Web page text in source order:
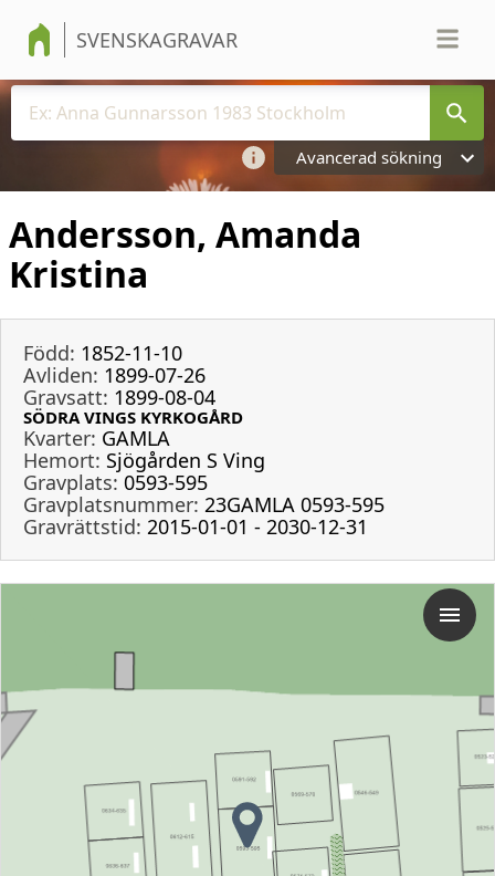
SVENSKAGRAVAR
Avancerad sökning
Andersson, Amanda
Kristina
Född: 1852-11-10
Avliden: 1899-07-26
Gravsatt: 1899-08-04
SÖDRA VINGS KYRKOGÅRD
Kvarter: GAMLA
Hemort: Sjögården S Ving
Gravplats: 0593-595
Gravplatsnummer: 23GAMLA 0593-595
Gravrättstid: 2015-01-01 - 2030-12-31